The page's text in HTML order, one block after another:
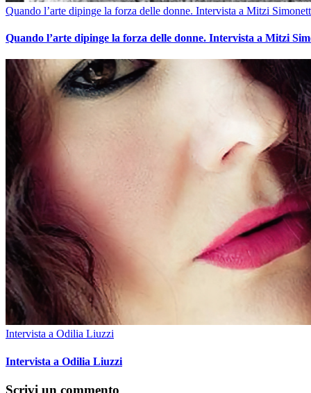
Quando l’arte dipinge la forza delle donne. Intervista a Mitzi
Quando l’arte dipinge la forza delle donne. Intervista a Mitzi
Intervista a Odilia Liuzzi
Intervista a Odilia Liuzzi
Scrivi un commento